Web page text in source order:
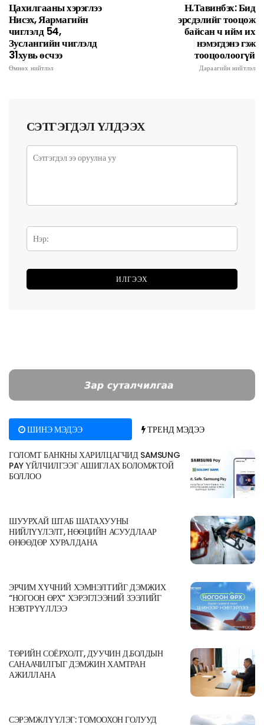
Цахилгааны хэрэглээ
Нисэх, Яармагийн
чиглэлд 54,
Зуслангийн чиглэлд
31хувь өсчээ
Өмнөх нийтлэл
Н.Тавинбэх: Бид
эрсдэлийг тооцож
байсан ч ийм их
нэмэгдэнэ гэж
тооцоолоогүй
Дараагийн нийтлэл
СЭТГЭГДЭЛ ҮЛДЭЭХ
ШИНЭ МЭДЭЭ ТРЕНД МЭДЭЭ
ГОЛОМТ БАНКНЫ ХАРИЛЦАГЧИД SAMSUNG
PAY ҮЙЛЧИЛГЭЭГ АШИГЛАХ БОЛОМЖТОЙ
БОЛЛОО
ШУУРХАЙ ШТАБ ШАТАХУУНЫ
НИЙЛҮҮЛЭЛТ, НӨӨЦИЙН АСУУДЛААР
ӨНӨӨДӨР ХУРАЛДАНА
ЭРЧИМ ХҮЧНИЙ ХЭМНЭЛТИЙГ ДЭМЖИХ
“НОГООН ӨРХ” ХЭРЭГЛЭЭНИЙ ЗЭЭЛИЙГ
НЭВТРҮҮЛЛЭЭ
ТӨРИЙН СОЁРХОЛТ, ДУУЧИН Д.БОЛДЫН
САНААЧИЛГЫГ ДЭМЖИН ХАМТРАН
АЖИЛЛАНА
СЭРЭМЖЛҮҮЛЭГ: ТОМООХОН ГОЛУУД